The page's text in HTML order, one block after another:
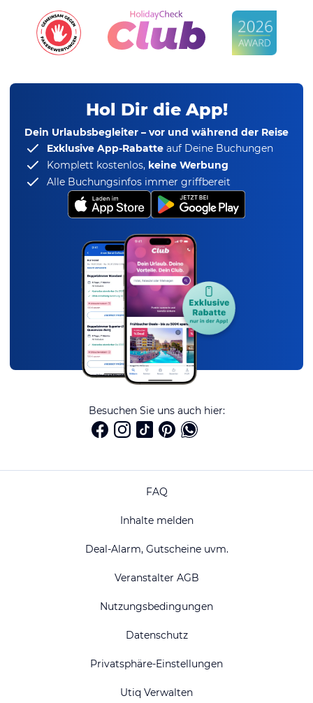
Hol Dir die App!
Dein Urlaubsbegleiter – vor und während der Reise
Exklusive App-Rabatte auf Deine Buchungen
Komplett kostenlos, keine Werbung
Alle Buchungsinfos immer griffbereit
Besuchen Sie uns auch hier:
FAQ
Inhalte melden
Deal-Alarm, Gutscheine uvm.
Veranstalter AGB
Nutzungsbedingungen
Datenschutz
Privatsphäre-Einstellungen
Utiq Verwalten